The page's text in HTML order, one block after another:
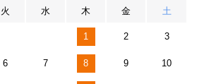
火 水 木 金 土
1 2 3
6 7 8 9 10